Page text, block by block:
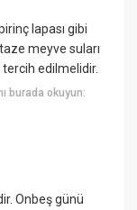
lapası gibi
meyve suları
edilmelidir.
burada okuyun:
Onbeş günü